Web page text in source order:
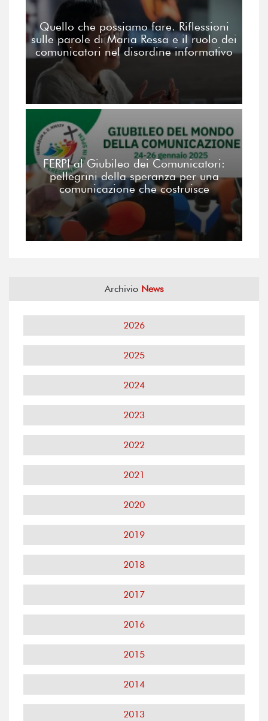
Quello che possiamo fare. Riflessioni
sulle parole di Maria Ressa e il ruolo dei
comunicatori nel disordine informativo
FERPI al Giubileo dei Comunicatori:
pellegrini della speranza per una
comunicazione che costruisce
Archivio News
2026
2025
2024
2023
2022
2021
2020
2019
2018
2017
2016
2015
2014
2013